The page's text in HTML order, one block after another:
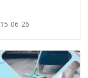
15-06-26